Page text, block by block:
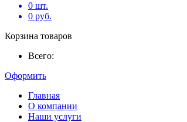
0 шт.
0 руб.
Корзина товаров
Всего:
Оформить
Главная
О компании
Наши услуги